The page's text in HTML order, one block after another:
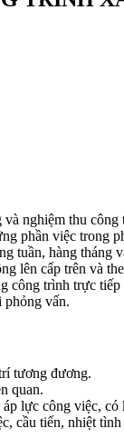
nghiệm thu
phần việc trong
tuần, hàng tháng
lên cấp trên và
công trình trực
phỏng vấn.
tương đương.
quan.
lực công việc, có
cầu tiến, nhiệt